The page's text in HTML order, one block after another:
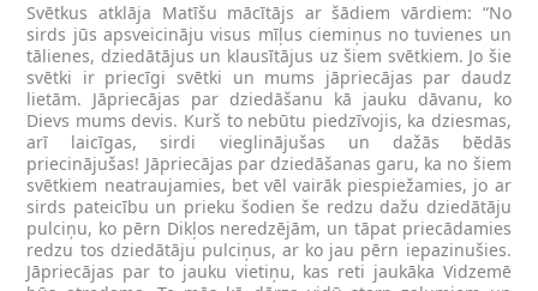
Svētkus atklāja Matīšu mācītājs ar šādiem vārdiem: “No
sirds jūs apsveicināju visus mīļus ciemiņus no tuvienes un
tālienes, dziedātājus un klausītājus uz šiem svētkiem. Jo šie
svētki ir priecīgi svētki un mums jāpriecājas par daudz
lietām. Jāpriecājas par dziedāšanu kā jauku dāvanu, ko
Dievs mums devis. Kurš to nebūtu piedzīvojis, ka dziesmas,
arī laicīgas, sirdi vieglinājušas un dažās bēdās
priecinājušas! Jāpriecājas par dziedāšanas garu, ka no šiem
svētkiem neatraujamies, bet vēl vairāk piespiežamies, jo ar
sirds pateicību un prieku šodien še redzu dažu dziedātāju
pulciņu, ko pērn Dikļos neredzējām, un tāpat priecādamies
redzu tos dziedātāju pulciņus, ar ko jau pērn iepazinušies.
Jāpriecājas par to jauku vietiņu, kas reti jaukāka Vidzemē